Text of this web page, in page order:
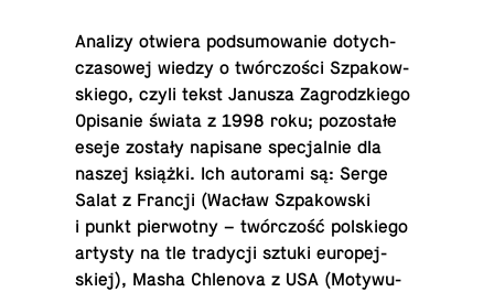
Analizy otwiera pod­su­mo­wa­nie do­tych­
cza­so­wej wiedzy o twór­czo­ści Szpa­kow­
skie­go, czyli tekst Janusza Za­grodz­kie­go
Opi­sa­nie świata z 1998 roku; po­zo­sta­łe
eseje zostały na­pi­sa­ne spe­cjal­nie dla
naszej książki. Ich au­to­ra­mi są: Serge
Salat z Francji (Wacław Szpa­kow­ski
i punkt pier­wot­ny – twór­czość pol­skie­go
artysty na tle tra­dy­cji sztuki eu­ro­pej­
skiej), Masha Chle­no­va z USA (Mo­ty­wu­